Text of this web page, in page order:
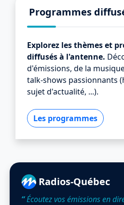
Programmes
Explorez les thèmes et
diffusés à l'antenne.
d'émissions, de la
talk-shows passionnants
sujet d'actualité, ...).
Les programmes
Radios-Québec
“Écoutez vos émissions en